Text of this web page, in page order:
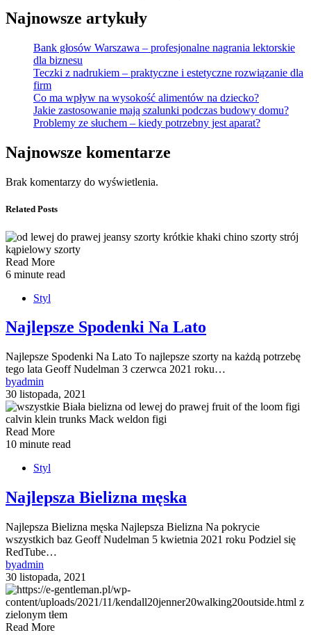
Najnowsze artykuły
Bank głosów Warszawa – profesjonalne nagrania lektorskie
dla biznesu
Teczki z nadrukiem – praktyczne i estetyczne rozwiązanie dla
firm
Co ma wpływ na wysokość alimentów na dziecko?
Jakie zastosowanie mają szalunki podczas budowy domu?
Problemy ze słuchem – kiedy potrzebny jest aparat?
Najnowsze komentarze
Brak komentarzy do wyświetlenia.
Related Posts
Read More
6 minute read
Styl
Najlepsze Spodenki Na Lato
Najlepsze Spodenki Na Lato To najlepsze szorty na każdą potrzebę
tego lata Geoff Nudelman 3 czerwca 2021 roku…
byadmin
30 listopada, 2021
Read More
10 minute read
Styl
Najlepsza Bielizna męska
Najlepsza Bielizna męska Najlepsza Bielizna Na pokrycie
wszystkich baz Geoff Nudelman 5 kwietnia 2021 roku Podziel się
RedTube…
byadmin
30 listopada, 2021
Read More